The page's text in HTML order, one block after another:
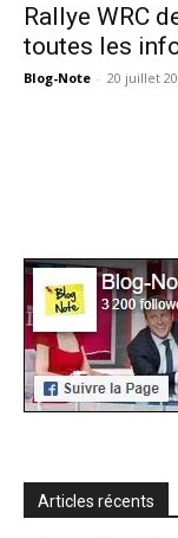
Rallye WRC
toutes les
Blog-Note - 20 juillet
Articles récents